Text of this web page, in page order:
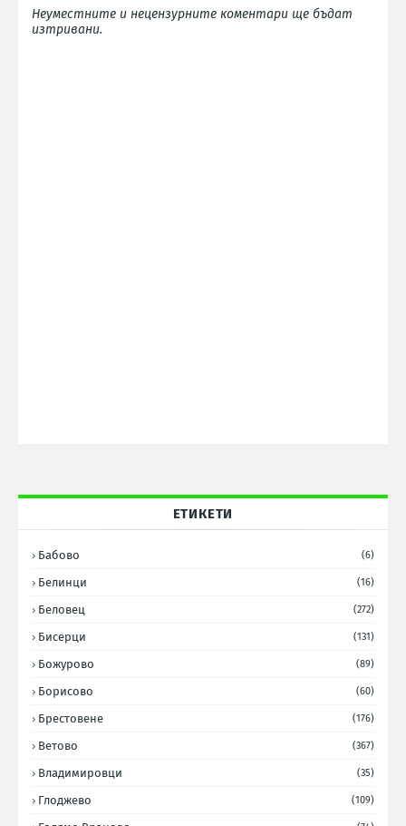
Неуместните и нецензурните коментари ще бъдат
изтривани.
ЕТИКЕТИ
Бабово (6)
Белинци (16)
Беловец (272)
Бисерци (131)
Божурово (89)
Борисово (60)
Брестовене (176)
Ветово (367)
Владимировци (35)
Глоджево (109)